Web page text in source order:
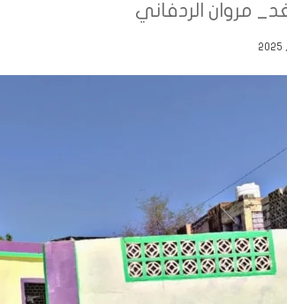
مروان الردفاني
القوة في المنطقة؟